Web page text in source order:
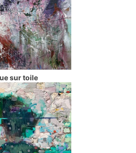
sur toile